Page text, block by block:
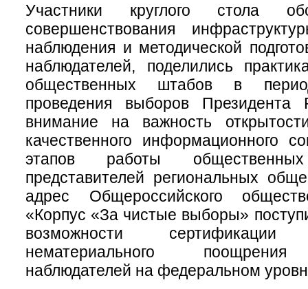
Участники круглого стола
совершенствования
наблюдения и методической
наблюдателей, поделились
общественных штабов в
проведения выборов Президента
внимание на важность
качественного информационного
этапов работы
представителей региональных
адрес Общероссийского
«Корпус «За чистые выборы»
возможности
нематериального
наблюдателей на федеральном